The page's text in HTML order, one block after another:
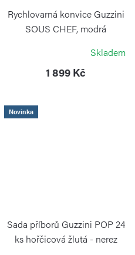
Rychlovarná konvice Guzzini
SOUS CHEF, modrá
Skladem
1 899 Kč
Novinka
Sada příborů Guzzini POP 24
ks hořčicová žlutá - nerez